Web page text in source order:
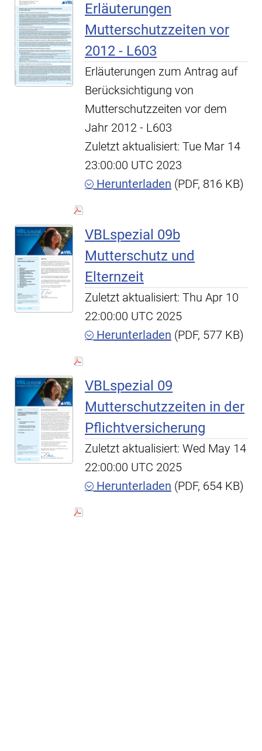
Erläuterungen
Mutterschutzzeiten vor
2012 - L603
Erläuterungen zum Antrag auf
Berücksichtigung von
Mutterschutzzeiten vor dem
Jahr 2012 - L603
Zuletzt aktualisiert: Tue Mar 14
23:00:00 UTC 2023
Herunterladen (PDF, 816 KB)
VBLspezial 09b
Mutterschutz und
Elternzeit
Zuletzt aktualisiert: Thu Apr 10
22:00:00 UTC 2025
Herunterladen (PDF, 577 KB)
VBLspezial 09
Mutterschutzzeiten in der
Pflichtversicherung
Zuletzt aktualisiert: Wed May 14
22:00:00 UTC 2025
Herunterladen (PDF, 654 KB)